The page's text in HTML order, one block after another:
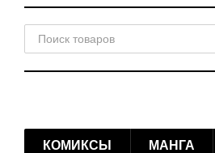
КОМИКСЫ МАНГА